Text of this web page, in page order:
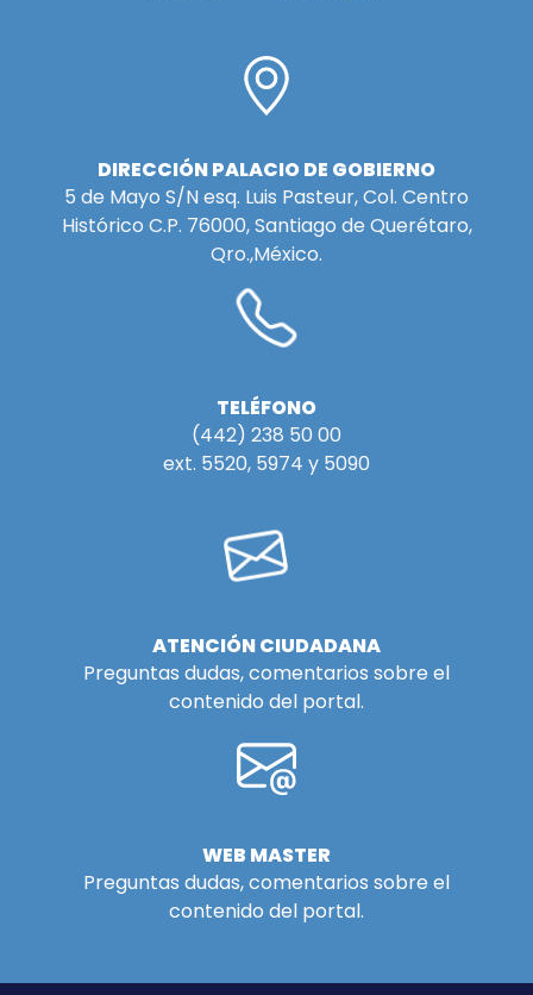
DIRECCIÓN PALACIO DE GOBIERNO
5 de Mayo S/N esq. Luis Pasteur, Col. Centro
Histórico C.P. 76000, Santiago de Querétaro,
Qro.,México.
TELÉFONO
(442) 238 50 00
ext. 5520, 5974 y 5090
ATENCIÓN CIUDADANA
Preguntas dudas, comentarios sobre el
contenido del portal.
WEB MASTER
Preguntas dudas, comentarios sobre el
contenido del portal.